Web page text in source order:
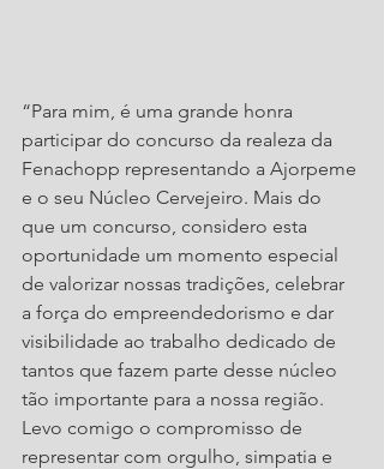
“Para mim, é uma grande honra
participar do concurso da realeza da
Fenachopp representando a Ajorpeme
e o seu Núcleo Cervejeiro. Mais do
que um concurso, considero esta
oportunidade um momento especial
de valorizar nossas tradições, celebrar
a força do empreendedorismo e dar
visibilidade ao trabalho dedicado de
tantos que fazem parte desse núcleo
tão importante para a nossa região.
Levo comigo o compromisso de
representar com orgulho, simpatia e